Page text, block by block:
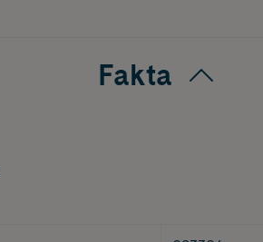
Fakta